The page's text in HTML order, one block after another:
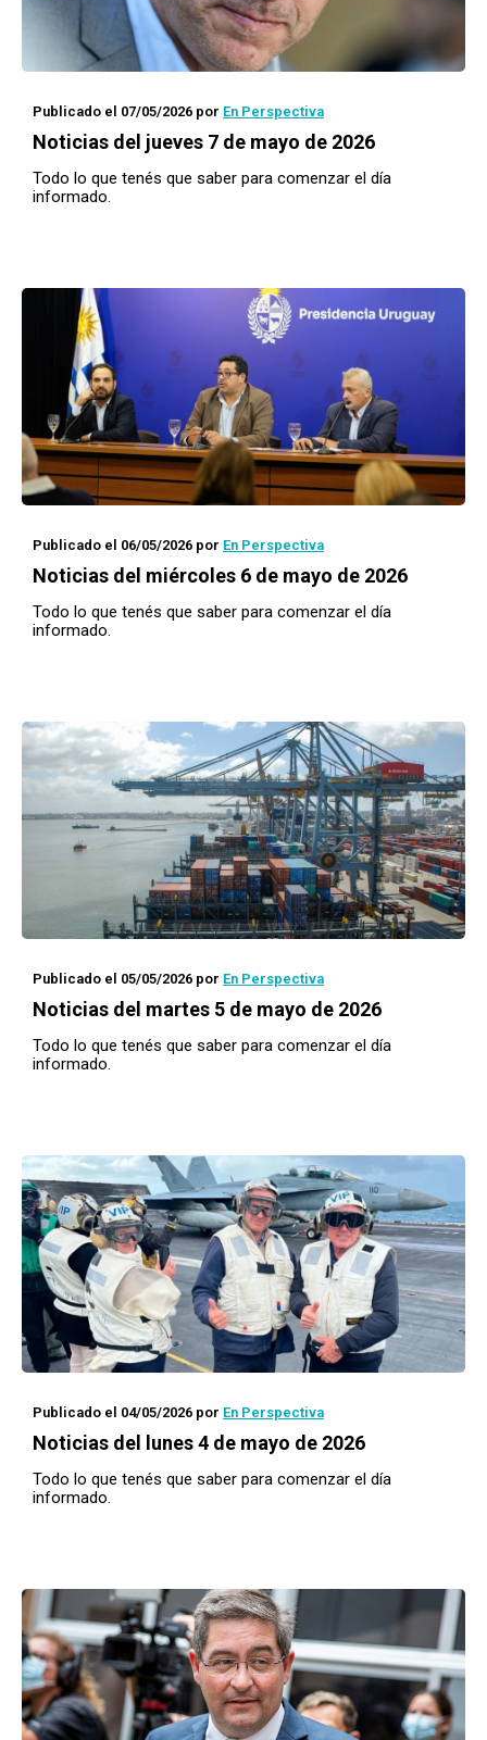
Publicado el 07/05/2026 por En Perspectiva
Noticias del jueves 7 de mayo de 2026
Todo lo que tenés que saber para comenzar el día
informado.
Publicado el 06/05/2026 por En Perspectiva
Noticias del miércoles 6 de mayo de 2026
Todo lo que tenés que saber para comenzar el día
informado.
Publicado el 05/05/2026 por En Perspectiva
Noticias del martes 5 de mayo de 2026
Todo lo que tenés que saber para comenzar el día
informado.
Publicado el 04/05/2026 por En Perspectiva
Noticias del lunes 4 de mayo de 2026
Todo lo que tenés que saber para comenzar el día
informado.